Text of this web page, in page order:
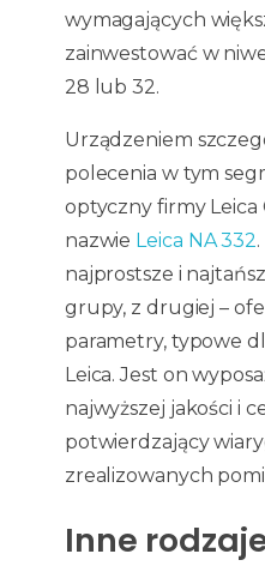
wymagających
zainwestować w
28 lub 32.
Urządzeniem
polecenia w tym
optyczny firmy Leica
nazwie Leica NA 332
najprostsze i
grupy, z drugiej –
parametry, typowe
Leica. Jest on
najwyższej jakości i
potwierdzający
zrealizowanych
Inne